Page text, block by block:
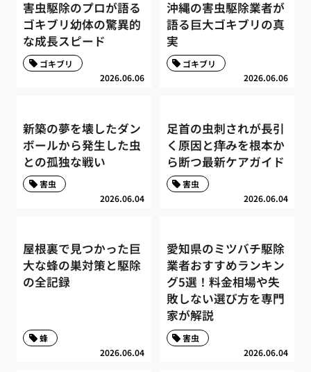
害虫駆除のプロが語る
ゴキブリ幼体の驚異的
な成長スピード
2026.06.06
ゴキブリ
沖縄の害虫駆除業者が
語る巨大ゴキブリの真
実
2026.06.06
ゴキブリ
新築の夢を壊したダン
ボールから発生した虫
との孤独な戦い
2026.06.04
害虫
足首の虫刺されが長引
く原因と痒みを根本か
ら断つ最新ケアガイド
2026.06.04
害虫
屋根裏で見つかった巨
大な蜂の巣対策と駆除
の全記録
2026.06.04
蜂
愛知県のミツバチ駆除
業者おすすめランキン
グ5選！料金相場や失
敗しない選び方を専門
家が解説
2026.06.04
害虫